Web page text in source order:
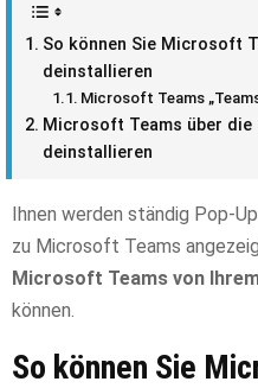
So können Sie Microsoft
deinstallieren
Microsoft Teams
Microsoft Teams über die
deinstallieren
Ihnen werden ständig Pop-
zu Microsoft Teams
Microsoft Teams von
können.
So können Sie